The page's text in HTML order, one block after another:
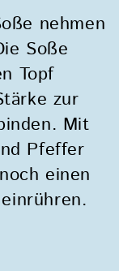
nehmen
Soße
Topf
zur
Mit
Pfeffer
einen